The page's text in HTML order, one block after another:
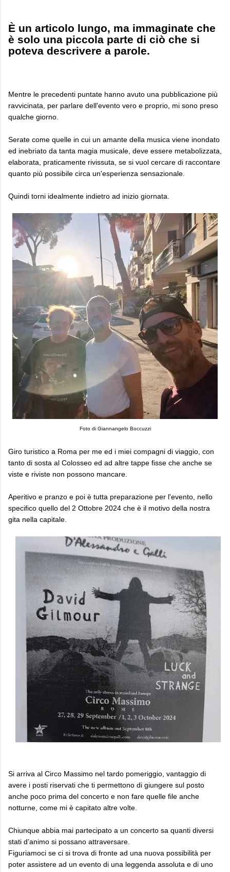
È un articolo lungo, ma immaginate che
è solo una piccola parte di ciò che si
poteva descrivere a parole.
Mentre le precedenti puntate hanno avuto una pubblicazione più
ravvicinata, per parlare dell'evento vero e proprio, mi sono preso
qualche giorno.
Serate come quelle in cui un amante della musica viene inondato
ed inebriato da tanta magia musicale, deve essere metabolizzata,
elaborata, praticamente rivissuta, se si vuol cercare di raccontare
quanto più possibile circa un'esperienza sensazionale.
Quindi torni idealmente indietro ad inizio giornata.
Foto di Giannangelo Boccuzzi
Giro turistico a Roma per me ed i miei compagni di viaggio, con
tanto di sosta al Colosseo ed ad altre tappe fisse che anche se
viste e riviste non possono mancare.
Aperitivo e pranzo e poi è tutta preparazione per l'evento, nello
specifico quello del 2 Ottobre 2024 che è il motivo della nostra
gita nella capitale.
Si arriva al Circo Massimo nel tardo pomeriggio, vantaggio di
avere i posti riservati che ti permettono di giungere sul posto
anche poco prima del concerto e non fare quelle file anche
notturne, come mi è capitato altre volte.
Chiunque abbia mai partecipato a un concerto sa quanti diversi
stati d’animo si possano attraversare.
Figuriamoci se ci si trova di fronte ad una nuova possibilità per
poter assistere ad un evento di una leggenda assoluta e di uno